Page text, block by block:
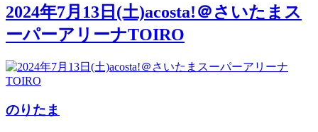
2024年7月13日(土)acosta!＠さいたまス
ーパーアリーナTOIRO
のりたま